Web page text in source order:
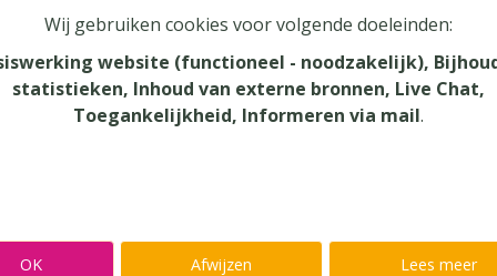
vergeten?
niet inloggen met een@lees.op-account
meteen naarAlinea,IntoWords,K3000,SprintPlus,
Wij gebruiken cookies voor volgende doeleinden:
website (functioneel - noodzakelijk),
statistieken, Inhoud van externe bronnen, Live Chat,
Toegankelijkheid, Informeren via mail.
OK Afwijzen Lees meer